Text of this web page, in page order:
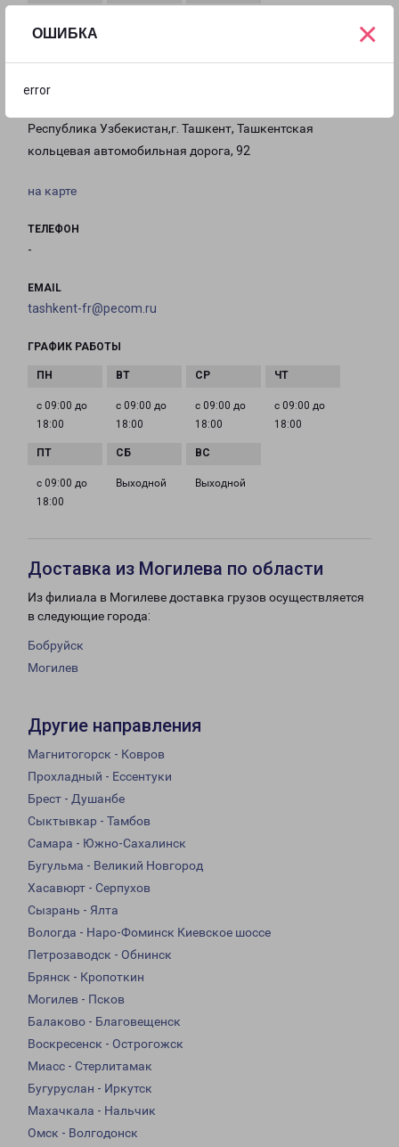
ОШИБКА
error
×
19:00
Республика Узбекистан,г. Ташкент, Ташкентская
кольцевая автомобильная дорога, 92
на карте
ТЕЛЕФОН
-
EMAIL
tashkent-fr@pecom.ru
ГРАФИК РАБОТЫ
с 09:00 до
18:00
с 09:00 до
18:00
с 09:00 до
18:00
с 09:00 до
18:00
с 09:00 до
18:00
Выходной Выходной
Доставка из Могилева по области
Из филиала в Могилеве доставка грузов осуществляется
в следующие города:
Бобруйск
Могилев
Другие направления
Магнитогорск - Ковров
Прохладный - Ессентуки
Брест - Душанбе
Сыктывкар - Тамбов
Самара - Южно-Сахалинск
Бугульма - Великий Новгород
Хасавюрт - Серпухов
Сызрань - Ялта
Вологда - Наро-Фоминск Киевское шоссе
Петрозаводск - Обнинск
Брянск - Кропоткин
Могилев - Псков
Балаково - Благовещенск
Воскресенск - Острогожск
Миасс - Стерлитамак
Бугуруслан - Иркутск
Махачкала - Нальчик
Омск - Волгодонск